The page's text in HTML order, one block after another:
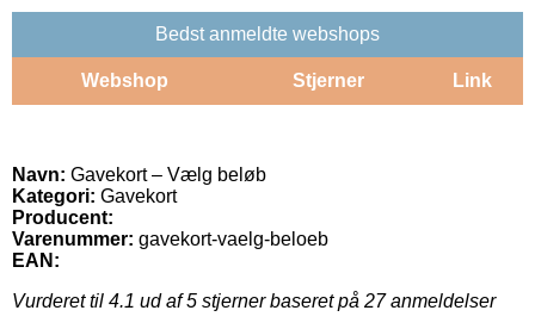
Bedst anmeldte webshops
Webshop Stjerner Link
Navn: Gavekort – Vælg beløb
Kategori: Gavekort
Producent:
Varenummer: gavekort-vaelg-beloeb
EAN:
Vurderet til 4.1 ud af 5 stjerner baseret på 27anmeldelser